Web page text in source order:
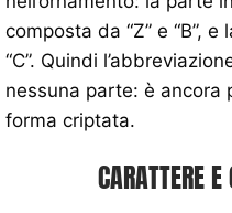
composta da “Z” e “B”,
“C”. Quindi
nessuna parte: è ancora
forma criptata.
CARATTERE